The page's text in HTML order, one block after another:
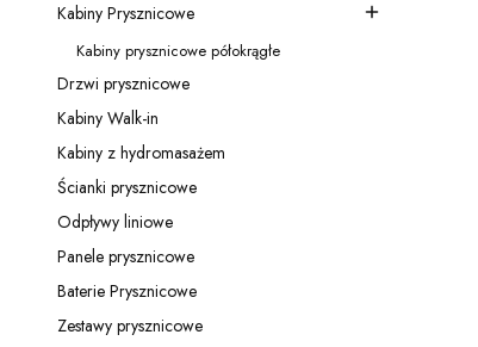
Kategoria - Kabiny Prysznicowe
Kabiny Prysznicowe
Kategoria - Kabiny prysznicowe półokrągłe
Kabiny prysznicowe półokrągłe
Kategoria - Drzwi prysznicowe
Drzwi prysznicowe
Kategoria - Kabiny Walk-in
Kabiny Walk-in
Kategoria - Kabiny z hydromasażem
Kabiny z hydromasażem
Kategoria - Ścianki prysznicowe
Ścianki prysznicowe
Kategoria - Odpływy liniowe
Odpływy liniowe
Kategoria - Panele prysznicowe
Panele prysznicowe
Kategoria - Baterie Prysznicowe
Baterie Prysznicowe
Kategoria - Zestawy prysznicowe
Zestawy prysznicowe